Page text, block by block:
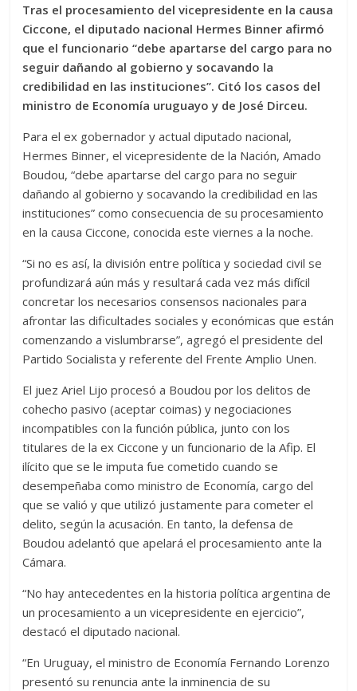
Tras el procesamiento del vicepresidente en la causa
Ciccone, el diputado nacional Hermes Binner afirmó
que el funcionario “debe apartarse del cargo para no
seguir dañando al gobierno y socavando la
credibilidad en las instituciones”. Citó los casos del
ministro de Economía uruguayo y de José Dirceu.
Para el ex gobernador y actual diputado nacional,
Hermes Binner, el vicepresidente de la Nación, Amado
Boudou, “debe apartarse del cargo para no seguir
dañando al gobierno y socavando la credibilidad en las
instituciones” como consecuencia de su procesamiento
en la causa Ciccone, conocida este viernes a la noche.
“Si no es así, la división entre política y sociedad civil se
profundizará aún más y resultará cada vez más difícil
concretar los necesarios consensos nacionales para
afrontar las dificultades sociales y económicas que están
comenzando a vislumbrarse”, agregó el presidente del
Partido Socialista y referente del Frente Amplio Unen.
El juez Ariel Lijo procesó a Boudou por los delitos de
cohecho pasivo (aceptar coimas) y negociaciones
incompatibles con la función pública, junto con los
titulares de la ex Ciccone y un funcionario de la Afip. El
ilícito que se le imputa fue cometido cuando se
desempeñaba como ministro de Economía, cargo del
que se valió y que utilizó justamente para cometer el
delito, según la acusación. En tanto, la defensa de
Boudou adelantó que apelará el procesamiento ante la
Cámara.
“No hay antecedentes en la historia política argentina de
un procesamiento a un vicepresidente en ejercicio”,
destacó el diputado nacional.
“En Uruguay, el ministro de Economía Fernando Lorenzo
presentó su renuncia ante la inminencia de su